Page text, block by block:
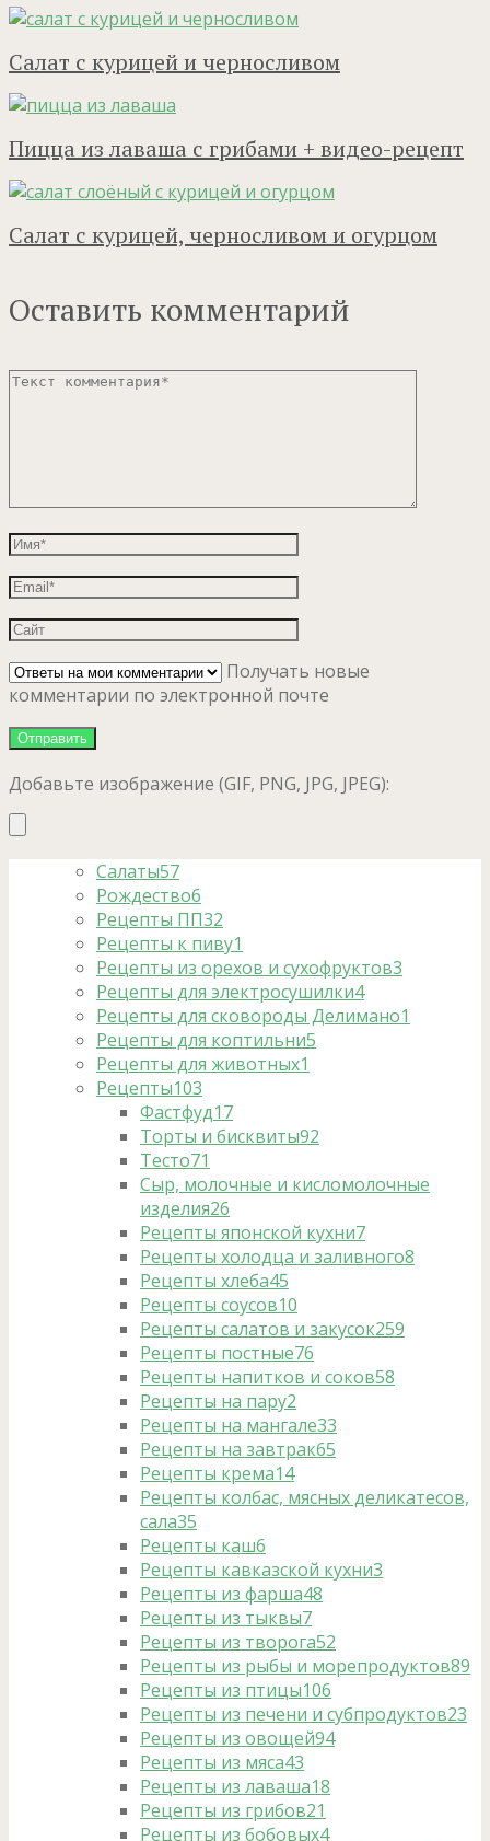
Салат с курицей и черносливом
Пицца из лаваша с грибами + видео-рецепт
Салат с курицей, черносливом и огурцом
Оставить комментарий
Получать новые
комментарии по электронной почте
Добавьте изображение (GIF, PNG, JPG, JPEG):
Салаты57
Рождество6
Рецепты ПП32
Рецепты к пиву1
Рецепты из орехов и сухофруктов3
Рецепты для электросушилки4
Рецепты для сковороды Делимано1
Рецепты для коптильни5
Рецепты для животных1
Рецепты103
Фастфуд17
Торты и бисквиты92
Тесто71
Сыр, молочные и кисломолочные
изделия26
Рецепты японской кухни7
Рецепты холодца и заливного8
Рецепты хлеба45
Рецепты соусов10
Рецепты салатов и закусок259
Рецепты постные76
Рецепты напитков и соков58
Рецепты на пару2
Рецепты на мангале33
Рецепты на завтрак65
Рецепты крема14
Рецепты колбас, мясных деликатесов,
сала35
Рецепты каш6
Рецепты кавказской кухни3
Рецепты из фарша48
Рецепты из тыквы7
Рецепты из творога52
Рецепты из рыбы и морепродуктов89
Рецепты из птицы106
Рецепты из печени и субпродуктов23
Рецепты из овощей94
Рецепты из мяса43
Рецепты из лаваша18
Рецепты из грибов21
Рецепты из бобовых4